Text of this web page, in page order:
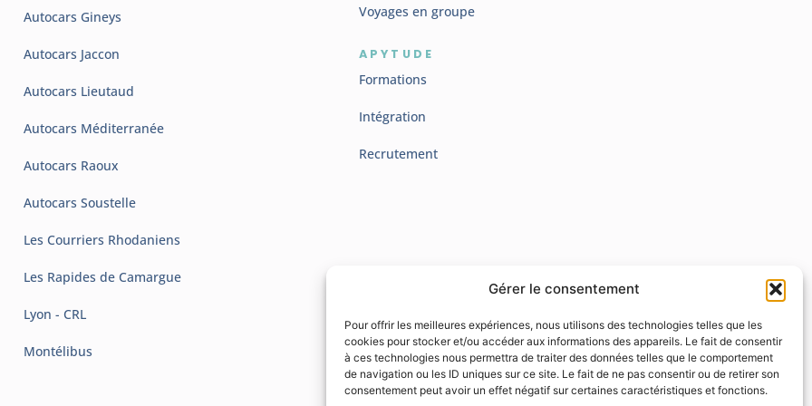
Gérer le consentement
Pour offrir les meilleures expériences, nous utilisons des technologies telles que les
cookies pour stocker et/ou accéder aux informations des appareils. Le fait de consentir
à ces technologies nous permettra de traiter des données telles que le comportement
de navigation ou les ID uniques sur ce site. Le fait de ne pas consentir ou de retirer son
consentement peut avoir un effet négatif sur certaines caractéristiques et fonctions.
Autocars Gineys
Autocars Jaccon
Autocars Lieutaud
Autocars Méditerranée
Autocars Raoux
Autocars Soustelle
Les Courriers Rhodaniens
Les Rapides de Camargue
Lyon - CRL
Montélibus
Voyages en groupe
APYTUDE
Formations
Intégration
Recrutement